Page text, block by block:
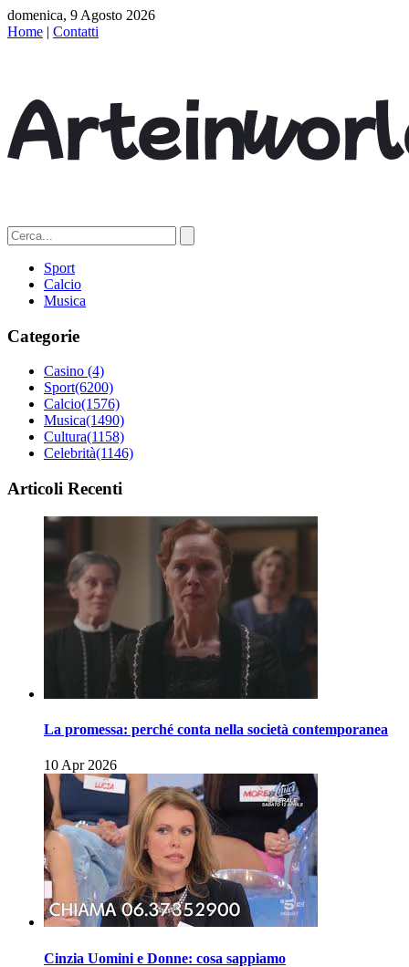
domenica, 9 Agosto 2026
Home | Contatti
Sport
Calcio
Musica
Categorie
Casino (4)
Sport(6200)
Calcio(1576)
Musica(1490)
Cultura(1158)
Celebrità(1146)
Articoli Recenti
La promessa: perché conta nella società contemporanea
10 Apr 2026
Cinzia Uomini e Donne: cosa sappiamo